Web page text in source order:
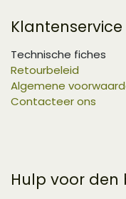
Klantenservice
Technische fiches
Retourbeleid
Algemene
Contacteer ons
Hulp voor den